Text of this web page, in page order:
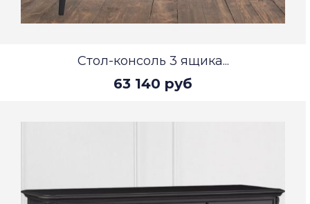
Стол-консоль 3 ящика...
63 140 руб